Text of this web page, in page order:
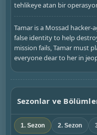
tehlikeye atan bir
Tamar is a Mossad
false identity to help
mission fails, Tamar must
everyone dear to her in
Sezonlar ve
1. Sezon 2. Sezon